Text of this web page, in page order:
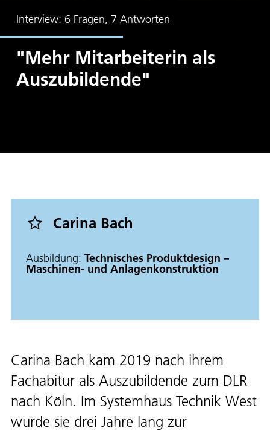
Interview: 6 Fragen, 7 Antworten
"Mehr Mitarbeiterin als
Auszubildende"
Carina Bach
Ausbildung: Technisches Produktdesign –
Maschinen- und Anlagenkonstruktion
Carina Bach kam 2019 nach ihrem
Fachabitur als Auszubildende zum DLR
nach Köln. Im Systemhaus Technik West
wurde sie drei Jahre lang zur